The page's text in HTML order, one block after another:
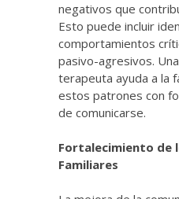
negativos que
Esto puede incluir
comportamientos
pasivo-agresivos.
terapeuta ayuda a la
estos patrones con
de comunicarse.
Fortalecimiento de
Familiares